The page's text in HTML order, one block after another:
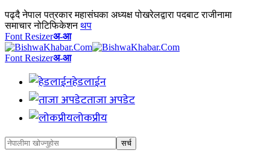
पढ्दै नेपाल पत्रकार महासंघका अध्यक्ष पोखरेलद्वारा पदबाट राजीनामा
समाचार नोटिफिकेशन थप
Font Resizerअ-आ
Font Resizerअ-आ
हेडलाईन
ताजा अपडेट
लोकप्रीय